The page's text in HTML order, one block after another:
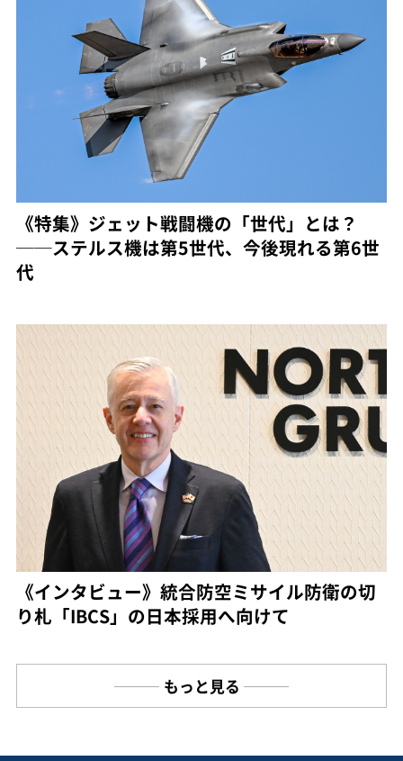
《特集》ジェット戦闘機の「世代」とは？
──ステルス機は第5世代、今後現れる第6世
代
《インタビュー》統合防空ミサイル防衛の切
り札「IBCS」の日本採用へ向けて
もっと見る